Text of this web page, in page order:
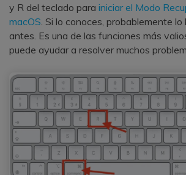
y R del teclado para iniciar el Modo
macOS . Si lo conoces, probablemente
antes. Es una de las funciones más
puede ayudar a resolver muchos